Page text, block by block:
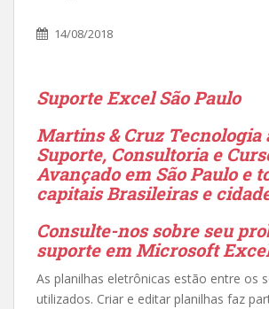
14/08/2018
Suporte Excel São Paulo
Martins & Cruz Tecnologia
Suporte, Consultoria e
Avançado em São Paulo e
capitais Brasileiras e
Consulte-nos sobre seu
suporte em Microsoft
As planilhas eletrônicas estão entre os
utilizados. Criar e editar planilhas faz